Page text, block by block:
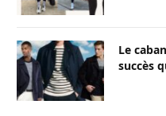
Le
succès